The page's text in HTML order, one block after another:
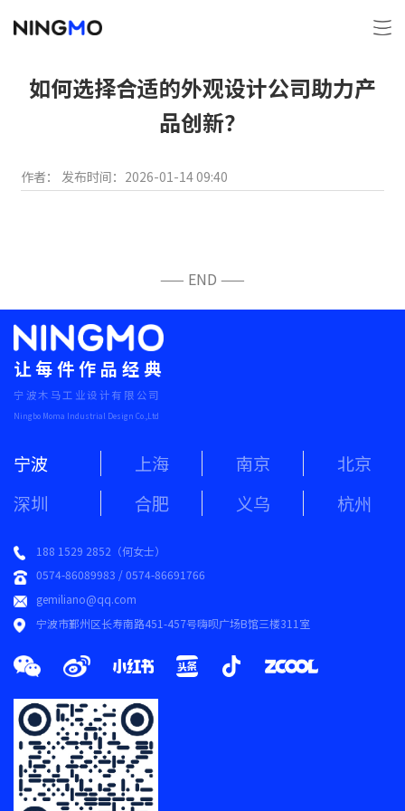
如何选择合适的外观设计公司助力产
品创新？
作者： 发布时间：2026-01-14 09:40
—— END ——
让每件作品经典
宁波木马工业设计有限公司
Ningbo Moma Industrial Design Co.,Ltd
宁波 上海 南京
北京
深圳
合肥 义乌 杭州
188 1529 2852（何女士）
0574-86089983 / 0574-86691766
gemiliano@qq.com
宁波市鄞州区长寿南路451-457号嗨呗广场B馆三楼311室